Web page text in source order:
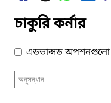
চাকুরি কর্নার
এডভান্সড অপশনগুলো